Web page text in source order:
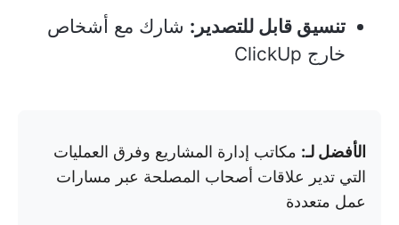
تنسيق قابل للتصدير: شارك مع أشخاص
خارج ClickUp
الأفضل لـ: مكاتب إدارة المشاريع وفرق العمليات
التي تدير علاقات أصحاب المصلحة عبر مسارات
عمل متعددة